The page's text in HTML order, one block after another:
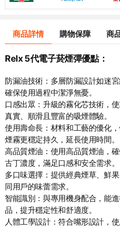
商品詳情 購物保障 商
Relx 5代電子菸煙彈優點：
防漏油技術 ：多層防漏設計如迷
確保使用過程中潔淨無憂。
口感出眾 ：升級的霧化芯技術，
真實、順滑且豐富的吸煙體驗。
使用壽命長 ：材料和工藝的優化
煙霧更穩定持久，延長使用時間。
高品質煙油 ：使用高品質煙油，
古丁濃度，滿足口感和安全需求。
多口味選擇 ：提供經典煙草、鮮
同用戶的味蕾需求。
智能識別 ：與專用機身配合，能
品，提升穩定性和舒適度。
人體工學設計：符合嘴形設計，